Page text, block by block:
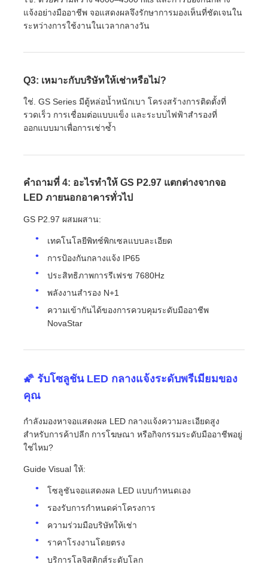
แจ้งอย่างมืออาชีพ จอแสดงผลจึงรักษาการมองเห็นที่ชัดเจนใน
ระหว่างการใช้งานในเวลากลางวัน
Q3: เหมาะกับบริษัทให้เช่าหรือไม่?
ใช่. GS Series มีตู้หล่อน้ำหนักเบา โครงสร้างการติดตั้งที่
รวดเร็ว การเชื่อมต่อแบบแข็ง และระบบไฟฟ้าสำรองที่
ออกแบบมาเพื่อการเช่าซ้ำ
คำถามที่ 4: อะไรทำให้ GS P2.97 แตกต่างจากจอ
LED ภายนอกอาคารทั่วไป
GS P2.97 ผสมผสาน:
เทคโนโลยีพิทช์พิกเซลแบบละเอียด
การป้องกันกลางแจ้ง IP65
ประสิทธิภาพการรีเฟรช 7680Hz
พลังงานสำรอง N+1
ความเข้ากันได้ของการควบคุมระดับมืออาชีพ
NovaStar
🌠 รับโซลูชัน LED กลางแจ้งระดับพรีเมียมของ
คุณ
กำลังมองหาจอแสดงผล LED กลางแจ้งความละเอียดสูง
สำหรับการค้าปลีก การโฆษณา หรือกิจกรรมระดับมืออาชีพอยู่
ใช่ไหม?
Guide Visual ให้:
โซลูชันจอแสดงผล LED แบบกำหนดเอง
รองรับการกำหนดค่าโครงการ
ความร่วมมือบริษัทให้เช่า
ราคาโรงงานโดยตรง
บริการโลจิสติกส์ระดับโลก